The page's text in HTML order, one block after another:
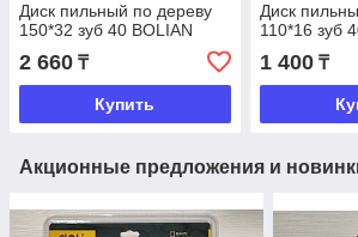
Диск пильный по дереву
150*32 зуб 40 BOLIAN
2 660 ₸
Купить
Диск
110*16 зуб
1 400₸
Акционные предложения и